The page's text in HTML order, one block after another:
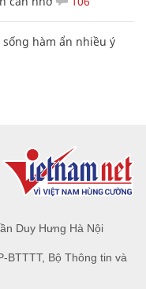
hàm ẩn nhiều ý
Duy Hưng Hà Nội
BTTTT, Bộ Thông tin và